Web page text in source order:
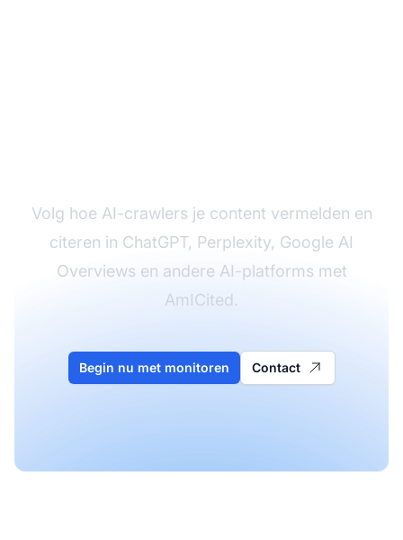
Volg hoe AI-crawlers je content vermelden en
citeren in ChatGPT, Perplexity, Google AI
Overviews en andere AI-platforms met
AmICited.
Begin nu met monitoren Contact